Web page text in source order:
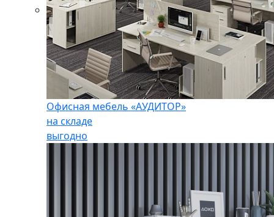
Офисная мебель «АУДИТОР»
на складе
выгодно